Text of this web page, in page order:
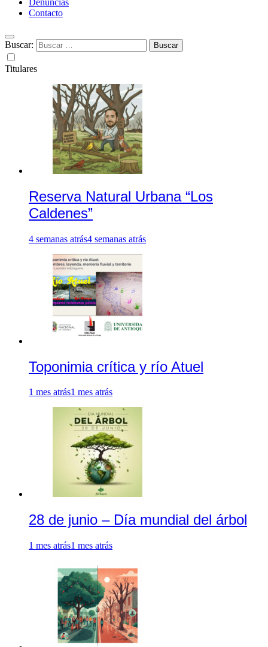
Contacto
Buscar:
Titulares
Reserva Natural Urbana “Los
Caldenes”
4 semanas atrás4 semanas atrás
Toponimia crítica y río Atuel
1 mes atrás1 mes atrás
28 de junio – Día mundial del árbol
1 mes atrás1 mes atrás